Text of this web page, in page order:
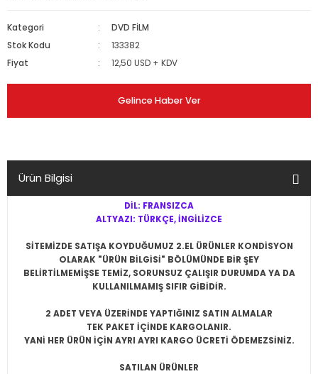
Kategori
DVD FİLM
Stok Kodu
133382
Fiyat
12,50 USD + KDV
Gelince Haber Ver
Ürün Bilgisi
DİL: FRANSIZCA
ALTYAZI: TÜRKÇE, İNGİLİZCE
SİTEMİZDE SATIŞA KOYDUĞUMUZ 2.EL ÜRÜNLER KONDİSYON
OLARAK "ÜRÜN BİLGİSİ" BÖLÜMÜNDE BİR ŞEY
BELİRTİLMEMİŞSE TEMİZ, SORUNSUZ ÇALIŞIR DURUMDA YA DA
KULLANILMAMIŞ SIFIR GİBİDİR.
2 ADET VEYA ÜZERİNDE YAPTIĞINIZ SATIN ALMALAR
TEK PAKET İÇİNDE KARGOLANIR.
YANİ HER ÜRÜN İÇİN AYRI AYRI KARGO ÜCRETİ ÖDEMEZSİNİZ.
SATILAN ÜRÜNLER